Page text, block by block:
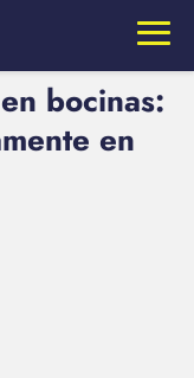
bocinas:
en